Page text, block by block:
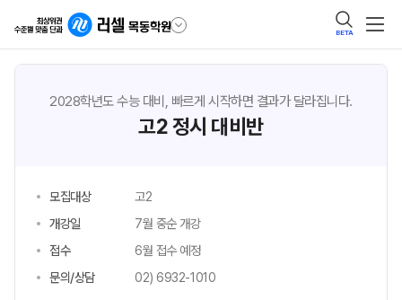
BETA
2028학년도 수능 대비, 빠르게 시작하면 결과가 달라집니다.
고2 정시 대비반
모집대상
고2
개강일
7월 중순 개강
접수
6월 접수 예정
문의/상담
02) 6932-1010